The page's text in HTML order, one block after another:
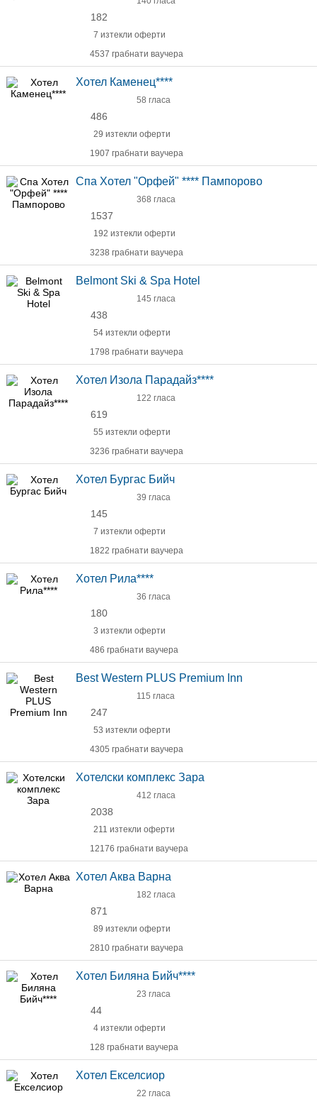
182
7 изтекли оферти
4537 грабнати ваучера
Хотел Каменец****
58 гласа
486
29 изтекли оферти
1907 грабнати ваучера
Спа Хотел "Орфей" **** Пампорово
368 гласа
1537
192 изтекли оферти
3238 грабнати ваучера
Belmont Ski & Spa Hotel
145 гласа
438
54 изтекли оферти
1798 грабнати ваучера
Хотел Изола Парадайз****
122 гласа
619
55 изтекли оферти
3236 грабнати ваучера
Хотел Бургас Бийч
39 гласа
145
7 изтекли оферти
1822 грабнати ваучера
Хотел Рила****
36 гласа
180
3 изтекли оферти
486 грабнати ваучера
Best Western PLUS Premium Inn
115 гласа
247
53 изтекли оферти
4305 грабнати ваучера
Хотелски комплекс Зара
412 гласа
2038
211 изтекли оферти
12176 грабнати ваучера
Хотел Аква Варна
182 гласа
871
89 изтекли оферти
2810 грабнати ваучера
Хотел Биляна Бийч****
23 гласа
44
4 изтекли оферти
128 грабнати ваучера
Хотел Екселсиор
22 гласа